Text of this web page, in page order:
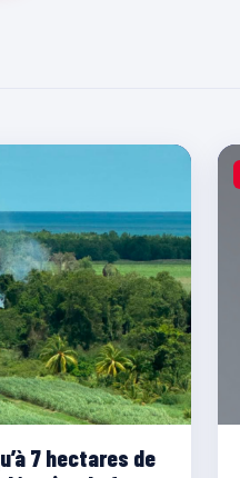
7 hectares de